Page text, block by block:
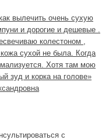
вылечить очень сухую
и дорогие и дешевые .
колестоном ,
сухой не была. Когда
Хотя там мою
зуд и корка на голове»
с